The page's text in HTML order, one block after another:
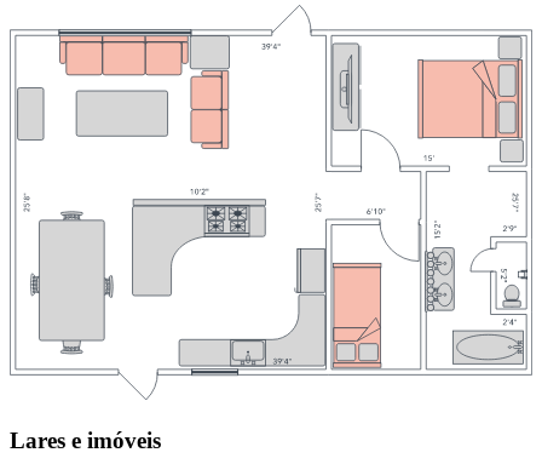
Lares e imóveis